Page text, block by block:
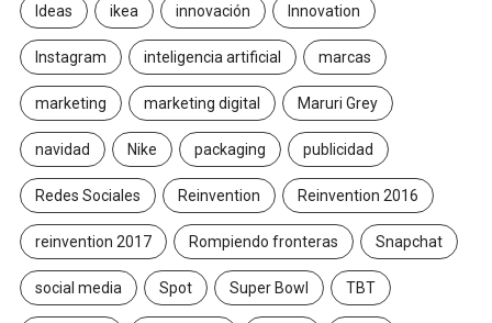
Ideas ikea innovación Innovation
Instagram inteligencia artificial marcas
marketing marketing digital Maruri Grey
navidad Nike packaging publicidad
Redes Sociales Reinvention Reinvention 2016
reinvention 2017 Rompiendo fronteras Snapchat
social media Spot Super Bowl TBT